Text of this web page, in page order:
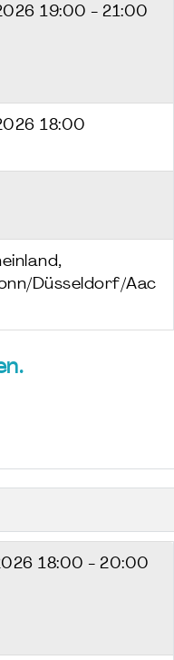
19:00 - 21:00
18:00
Düsseldorf/Aac
18:00 - 20:00